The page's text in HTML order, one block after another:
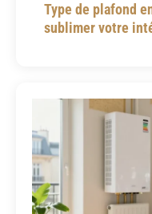
Type de plafond
sublimer votre